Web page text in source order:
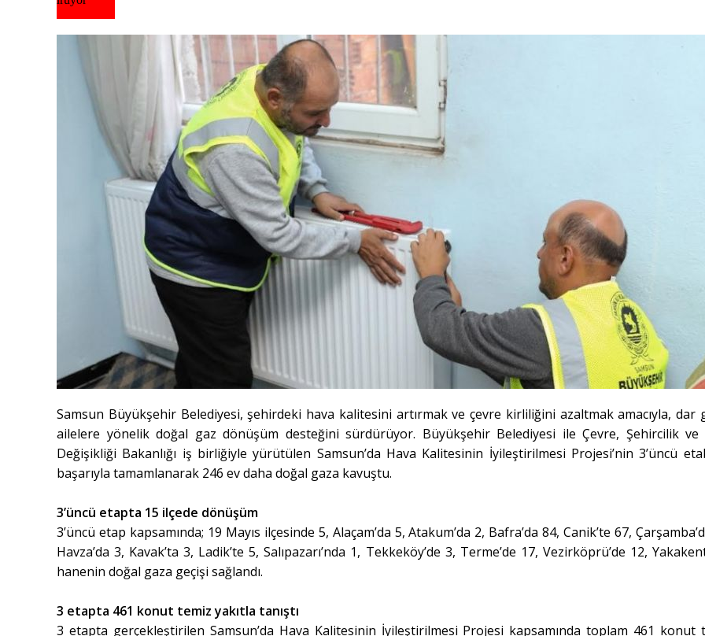
Samsun Büyükşehir Belediyesi, şehirdeki hava kalitesini artırmak ve çevre kirliliğini azaltmak amacıyla, dar
ailelere yönelik doğal gaz dönüşüm desteğini sürdürüyor. Büyükşehir Belediyesi ile Çevre, Şehircilik ve
Değişikliği Bakanlığı iş birliğiyle yürütülen Samsun’da Hava Kalitesinin İyileştirilmesi Projesi’nin 3’üncü
başarıyla tamamlanarak 246 ev daha doğal gaza kavuştu.
3’üncü etapta 15 ilçede dönüşüm
3’üncü etap kapsamında; 19 Mayıs ilçesinde 5, Alaçam’da 5, Atakum’da 2, Bafra’da 84, Canik’te 67,
Havza’da 3, Kavak’ta 3, Ladik’te 5, Salıpazarı’nda 1, Tekkeköy’de 3, Terme’de 17, Vezirköprü’de 12,
hanenin doğal gaza geçişi sağlandı.
3 etapta 461 konut temiz yakıtla tanıştı
3 etapta gerçekleştirilen Samsun’da Hava Kalitesinin İyileştirilmesi Projesi kapsamında toplam 461 konut